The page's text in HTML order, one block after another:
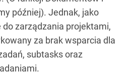
później). Jednak, jako
zarządzania projektami,
za brak wsparcia dla
subtasks oraz